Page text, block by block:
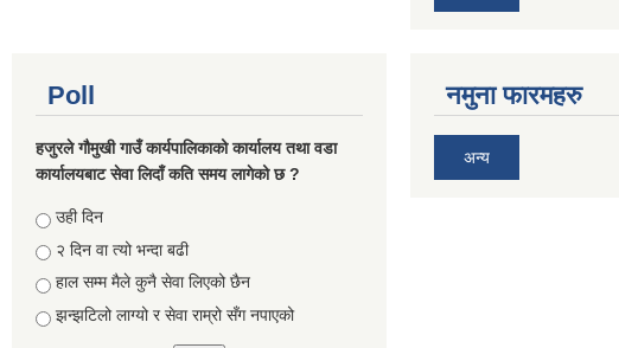
Poll
हजुरले गौमुखी गाउँ कार्यपालिकाको कार्यालय तथा वडा
कार्यालयबाट सेवा लिदाँ कति समय लागेको छ ?
Choices
उही दिन
२ दिन वा त्यो भन्दा बढी
हाल सम्म मैले कुनै सेवा लिएको छैन
झन्झटिलो लाग्यो र सेवा राम्रो सँग नपाएको
नमुना फारमहरु
अन्य